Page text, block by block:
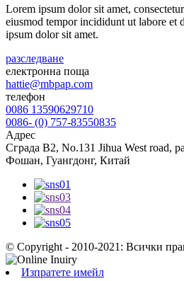
Lorem ipsum dolor sit amet,
eiusmod tempor incididunt ut labore et
ipsum dolor sit amet.
разследване
електронна поща
hattie@mbpap.com
телефон
0086 13590629710
0086- (0) 757-83550835
Адрес
Сграда B2, No.131 Jihua West road,
Фошан, Гуангдонг, Китай
© Copyright - 2010-2021: Всички
Изпратете имейл